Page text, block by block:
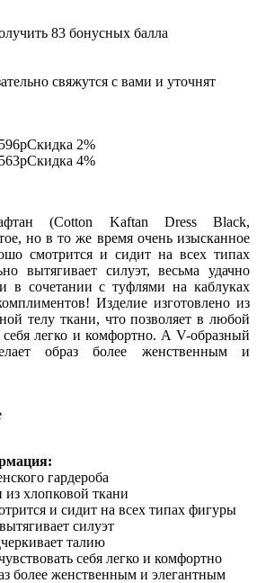
83 бонусных балла
свяжутся с вами и уточнят
Скидка 2%
Скидка 4%
(Cotton Kaftan Dress Black,
но в то же время очень изысканное
смотрится и сидит на всех типах
вытягивает силуэт, весьма удачно
в сочетании с туфлями на каблуках
Изделие изготовлено из
телу ткани, что позволяет в любой
себя легко и комфортно. А V-образный
образ более женственным и
гардероба
из хлопковой ткани
и сидит на всех типах фигуры
силуэт
талию
себя легко и комфортно
более женственным и элегантным